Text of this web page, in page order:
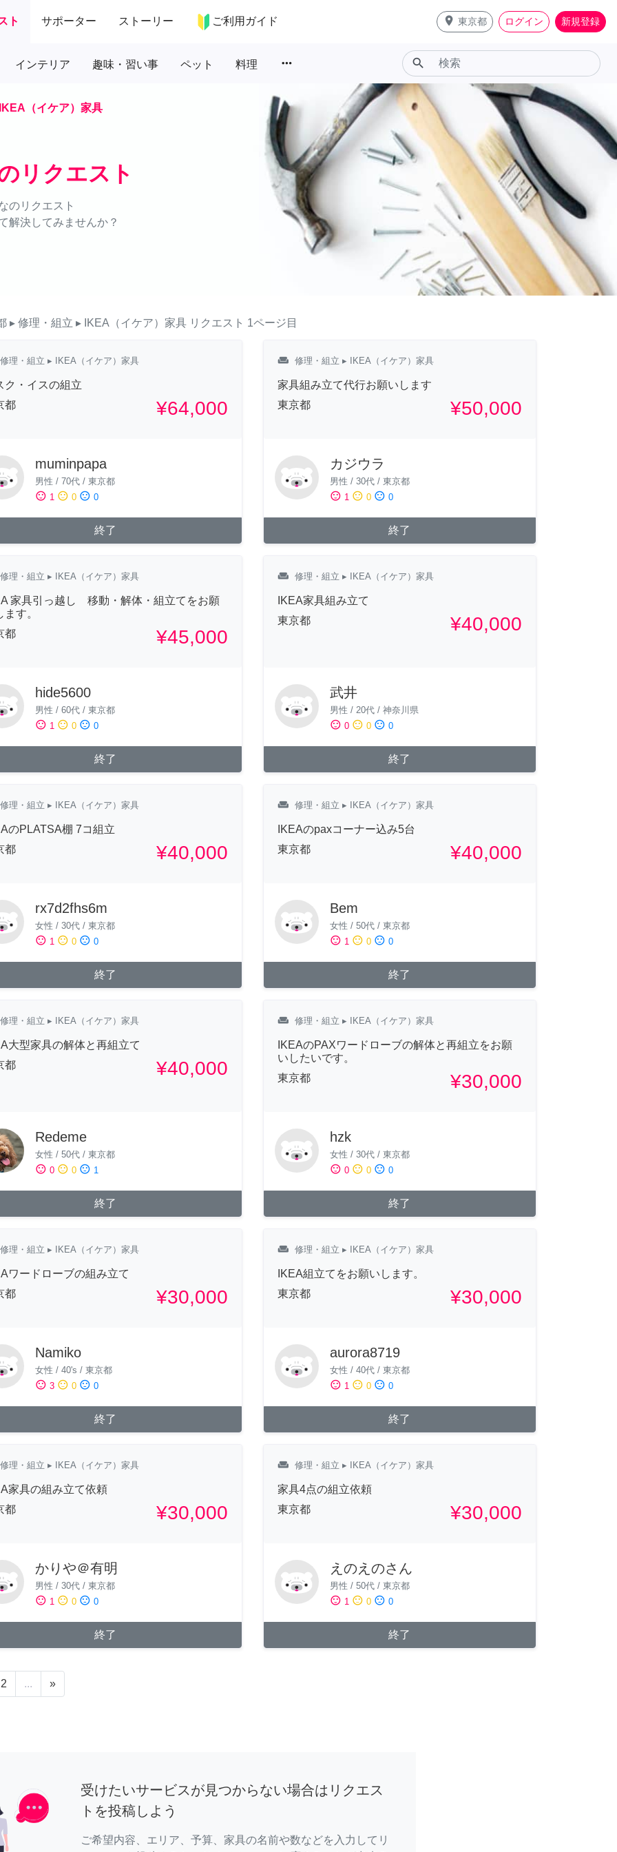
ト サポーター ストーリー ご利用ガイド place 東京都 ログイン 新規登録
インテリア 趣味・習い事 ペット 料理 more_horiz search
（イケア）家具
リクエスト
のリクエスト
解決してみませんか？
▸ 修理・組立 ▸ IKEA（イケア）家具 リクエスト 1ページ目
修理・組立 ▸ IKEA（イケア）家具
ク・イスの組立
都
¥64,000
muminpapa
男性 / 70代 / 東京都
sentiment_satisfied 1 sentiment_neutral 0 sentiment_dissatisfied 0
終了
weekend 修理・組立 ▸ IKEA（イケア）家具
家具組み立て代行お願いします
東京都
¥50,000
カジウラ
男性 / 30代/ 東京都
sentiment_satisfied 1 sentiment_neutral 0 sentiment_dissatisfied 0
終了
修理・組立 ▸ IKEA（イケア）家具
家具引っ越し 移動・解体・組立てをお願
ます。
都
¥45,000
hide5600
男性 / 60代 / 東京都
sentiment_satisfied 1 sentiment_neutral 0 sentiment_dissatisfied 0
終了
weekend 修理・組立 ▸ IKEA（イケア）家具
IKEA家具組み立て
東京都
¥40,000
武井
男性 / 20代/ 神奈川県
sentiment_satisfied 0 sentiment_neutral 0 sentiment_dissatisfied 0
終了
修理・組立 ▸ IKEA（イケア）家具
のPLATSA棚 7コ組立
都
¥40,000
rx7d2fhs6m
女性 / 30代 / 東京都
sentiment_satisfied 1 sentiment_neutral 0 sentiment_dissatisfied 0
終了
weekend 修理・組立 ▸ IKEA（イケア）家具
IKEAのpaxコーナー込み5台
東京都
¥40,000
Bem
女性 / 50代/ 東京都
sentiment_satisfied 1 sentiment_neutral 0 sentiment_dissatisfied 0
終了
修理・組立 ▸ IKEA（イケア）家具
大型家具の解体と再組立て
都
¥40,000
Redeme
女性 / 50代 / 東京都
sentiment_satisfied 0 sentiment_neutral 0 sentiment_dissatisfied 1
終了
weekend 修理・組立 ▸ IKEA（イケア）家具
IKEAのPAXワードローブの解体と再組立をお願
いしたいです。
東京都
¥30,000
hzk
女性 / 30代/ 東京都
sentiment_satisfied 0 sentiment_neutral 0 sentiment_dissatisfied 0
終了
修理・組立 ▸ IKEA（イケア）家具
ワードローブの組み立て
都
¥30,000
Namiko
女性 / 40's / 東京都
sentiment_satisfied 3 sentiment_neutral 0 sentiment_dissatisfied 0
終了
weekend 修理・組立 ▸ IKEA（イケア）家具
IKEA組立てをお願いします。
東京都
¥30,000
aurora8719
女性 / 40代/ 東京都
sentiment_satisfied 1 sentiment_neutral 0 sentiment_dissatisfied 0
終了
修理・組立 ▸ IKEA（イケア）家具
家具の組み立て依頼
都
¥30,000
かりや＠有明
男性 / 30代 / 東京都
sentiment_satisfied 1 sentiment_neutral 0 sentiment_dissatisfied 0
終了
weekend 修理・組立 ▸ IKEA（イケア）家具
家具4点の組立依頼
東京都
¥30,000
えのえのさん
男性 / 50代/ 東京都
sentiment_satisfied 1 sentiment_neutral 0 sentiment_dissatisfied 0
終了
2 ... »
受けたいサービスが見つからない場合はリクエス
トを投稿しよう
ご希望内容、エリア、予算、家具の名前や数などを入力してリ